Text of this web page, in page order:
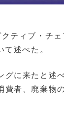
ティブ・チ
述べた。
に来たと述
者、廃棄物